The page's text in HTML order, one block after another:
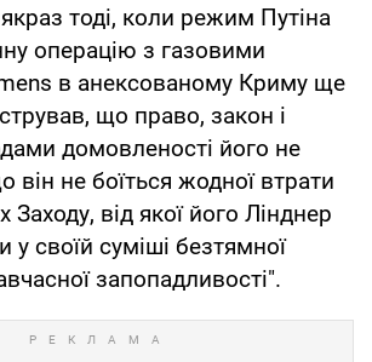
тоді, коли режим Путіна
операцію з газовими
в анексованому Криму ще
що право, закон і
домовленості його не
він не боїться жодної втрати
Заходу, від якої його Лінднер
у своїй суміші безтямної
запопадливості".